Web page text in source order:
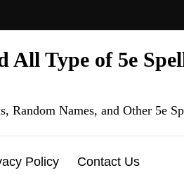
Type of 5e
Names, and Other 5e
Policy Contact Us